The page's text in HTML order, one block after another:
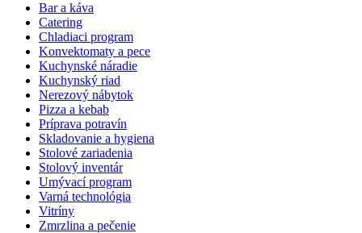
Bar a káva
Catering
Chladiaci program
Konvektomaty a pece
Kuchynské náradie
Kuchynský riad
Nerezový nábytok
Pizza a kebab
Príprava potravín
Skladovanie a hygiena
Stolové zariadenia
Stolový inventár
Umývací program
Varná technológia
Vitríny
Zmrzlina a pečenie